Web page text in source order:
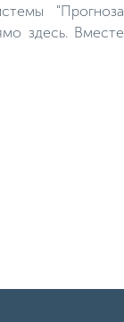
"Прогноза
здесь. Вместе